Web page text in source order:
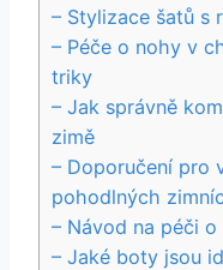
– Stylizace šatů s
– ‍Péče o nohy v
triky
– Jak správně
⁣zimě
– Doporučení pro
pohodlných
– Návod na péči
– Jaké boty jsou